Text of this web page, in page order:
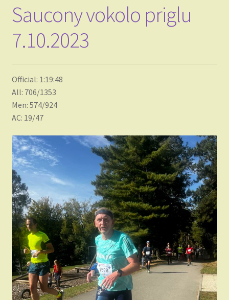
Saucony vokolo priglu
7.10.2023
Official: 1:19:48
All: 706/1353
Men: 574/924
AC: 19/47